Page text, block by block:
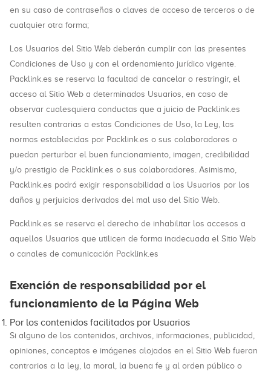
en su caso de contraseñas o claves de acceso de terceros o de
cualquier otra forma;
Los Usuarios del Sitio Web deberán cumplir con las presentes
Condiciones de Uso y con el ordenamiento jurídico vigente.
Packlink.es se reserva la facultad de cancelar o restringir, el
acceso al Sitio Web a determinados Usuarios, en caso de
observar cualesquiera conductas que a juicio de Packlink.es
resulten contrarias a estas Condiciones de Uso, la Ley, las
normas establecidas por Packlink.es o sus colaboradores o
puedan perturbar el buen funcionamiento, imagen, credibilidad
y/o prestigio de Packlink.es o sus colaboradores. Asimismo,
Packlink.es podrá exigir responsabilidad a los Usuarios por los
daños y perjuicios derivados del mal uso del Sitio Web.
Packlink.es se reserva el derecho de inhabilitar los accesos a
aquellos Usuarios que utilicen de forma inadecuada el Sitio Web
o canales de comunicación Packlink.es
Exención de responsabilidad por el
funcionamiento de la Página Web
Por los contenidos facilitados por Usuarios
Si alguno de los contenidos, archivos, informaciones, publicidad,
opiniones, conceptos e imágenes alojados en el Sitio Web fueran
contrarios a la ley, la moral, la buena fe y al orden público o